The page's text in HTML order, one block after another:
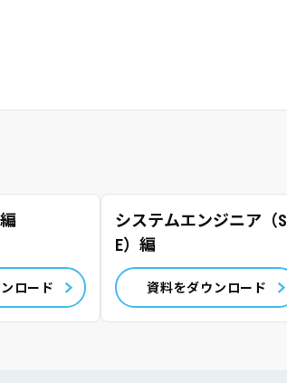
ロード
システムエンジニア（S
E）編
資料をダウンロード